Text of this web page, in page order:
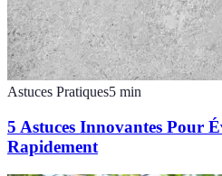
Astuces Pratiques5 min
5 Astuces Innovantes Pour
Rapidement